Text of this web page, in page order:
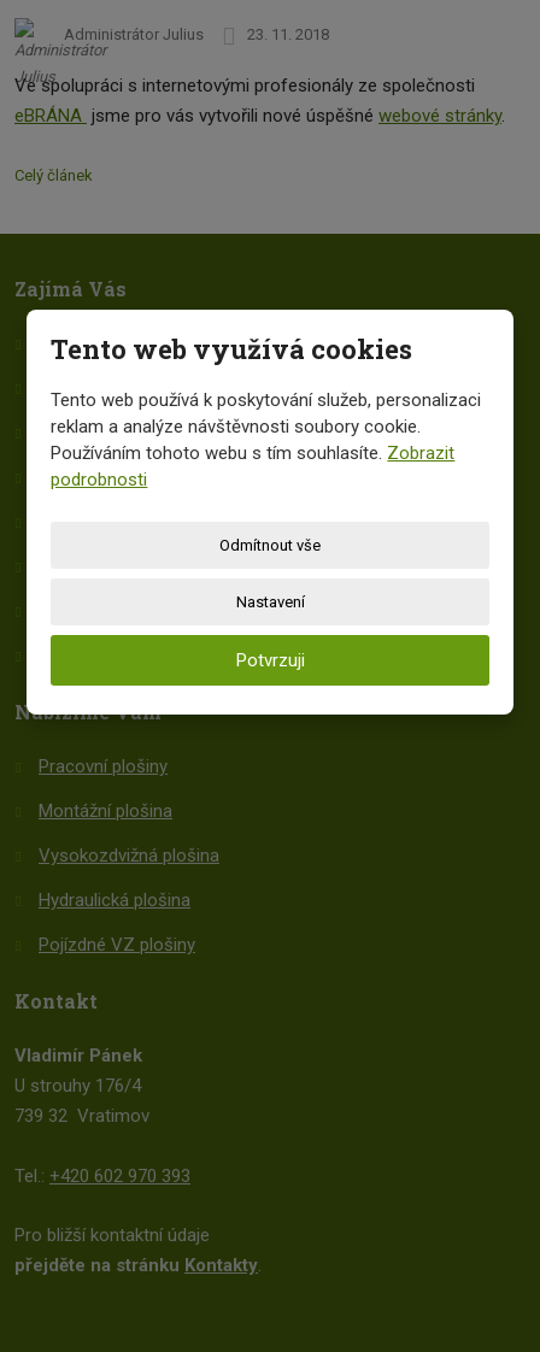
Administrátor Julius 23. 11. 2018
Ve spolupráci s internetovými profesionály ze společnosti
eBRÁNA jsme pro vás vytvořili nové úspěšné webové stránky.
Celý článek
Zajímá Vás
Zvedací plošiny k pronájmu
Vysokozdvižné plošiny pronájem
Pronájem montážních plošin
Hydraulická plošina k pronájmu
Často kladené dotazy (FAQ)
Nabízíme Vám
Pracovní plošiny
Montážní plošina
Vysokozdvižná plošina
Hydraulická plošina
Pojízdné VZ plošiny
Kontakt
Vladimír Pánek
U strouhy 176/4
739 32 Vratimov
Tel.: +420 602 970 393
Pro bližší kontaktní údaje
přejděte na stránku Kontakty.
Tento web využívá cookies
Tento web používá k poskytování služeb, personalizaci
reklam a analýze návštěvnosti soubory cookie.
Používáním tohoto webu s tím souhlasíte. Zobrazit
podrobnosti
Odmítnout vše
Nastavení
Potvrzuji